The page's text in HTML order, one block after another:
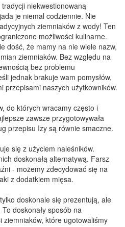
niekwestionowaną
je niemal codziennie. Nie
ziemniaków z wody! Ten
możliwości kulinarne.
dość, że mamy na nie wiele nazw,
ziemniaków. Bez względu na
bez problemu
jednak brakuje wam pomysłów,
przepisami naszych użytkowników.
do których wracamy często i
zawsze przygotowywała
przepisu Izy są równie smaczne.
się z użyciem naleśników.
doskonałą alternatywą. Farsz
- możemy zdecydować się na
z dodatkiem mięsa.
doskonale się prezentują, ale
doskonały sposób na
ziemniaków, które ugotowaliśmy